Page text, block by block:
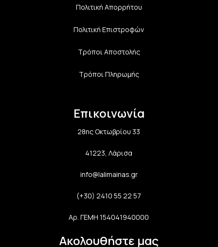
Πολιτική Aπορρήτου
Πολιτική Επιστροφών
Τρόποι Αποστολής
Τρόποι Πληρωμής
Επικοινωνία
28ης Οκτωβρίου 33
41223, Λάρισα
info@lalimainas.gr
(+30) 2410 55 22 57
Αρ. ΓΕΜΗ 154041940000
Ακολουθήστε μας